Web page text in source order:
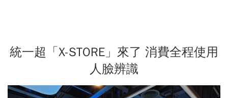
統一超「X-STORE」來了 消費全程使用
人臉辨識